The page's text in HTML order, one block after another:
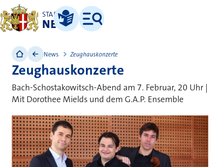
STADT
NEUSS
Leichte Sprache
Menü
News Zeughauskonzerte
Zeughauskonzerte
Bach-Schostakowitsch-Abend am 7. Februar, 20 Uhr |
Mit Dorothee Mields und dem G.A.P. Ensemble